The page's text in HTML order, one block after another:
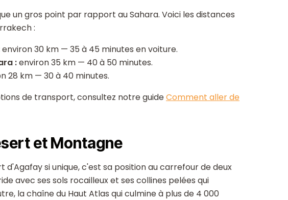
un gros point par rapport au Sahara. Voici les distances
:
environ 30 km — 35 à 45 minutes en voiture.
:environ 35 km — 40 à 50 minutes.
28 km — 30 à 40 minutes.
de transport, consultez notre guideComment aller de
et Montagne
si unique, c'est sa position au carrefour de deux
avec ses sols rocailleux et ses collines pelées qui
la chaîne du Haut Atlas qui culmine à plus de 4 000